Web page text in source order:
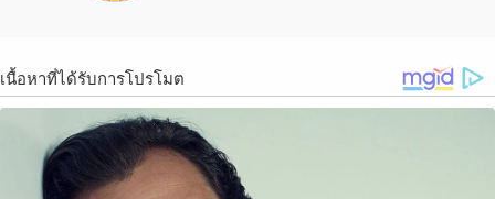
เนื้อหาที่ได้รับการโปรโมต